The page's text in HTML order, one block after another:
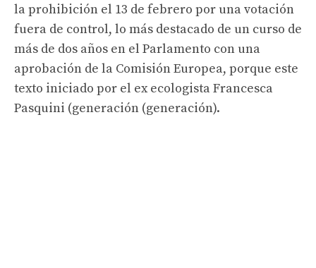
la prohibición el 13 de febrero por una votación
fuera de control, lo más destacado de un curso de
más de dos años en el Parlamento con una
aprobación de la Comisión Europea, porque este
texto iniciado por el ex ecologista Francesca
Pasquini (generación (generación).